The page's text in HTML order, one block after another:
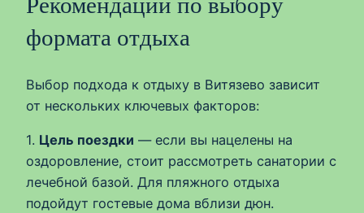
формата отдыха
Выбор подхода к отдыху в Витязево зависит
от нескольких ключевых факторов:
1. Цель поездки — если вы нацелены на
оздоровление, стоит рассмотреть санатории с
лечебной базой. Для пляжного отдыха
подойдут гостевые дома вблизи дюн.